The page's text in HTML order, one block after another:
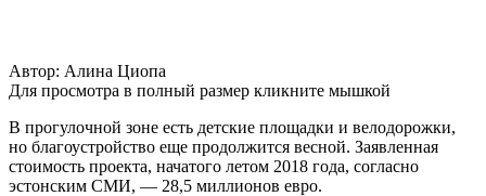
Автор: Алина Циопа
Для просмотра в полный размер кликните мышкой
В прогулочной зоне есть детские площадки и велодорожки,
но благоустройство еще продолжится весной. Заявленная
стоимость проекта, начатого летом 2018 года, согласно
эстонским СМИ, — 28,5 миллионов евро.